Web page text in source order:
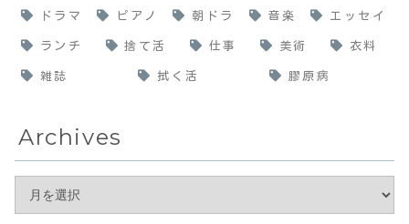
ドラマ ピアノ 朝ドラ 音楽 エッセイ
ランチ 捨て活 仕事 美術 衣料
雑誌 拭く活 膠原病
Archives